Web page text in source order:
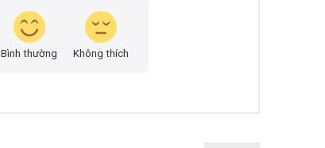
Bình thường Không thích